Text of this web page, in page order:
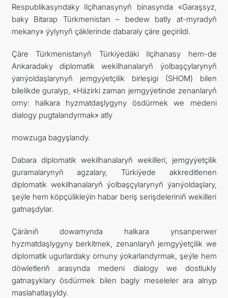
İLETIŞIM
Respublikasyndaky Ilçihanasynyň binasynda «Garaşsyz,
baky Bitarap Türkmenistan – bedew batly at-myradyň
mekany» ýylynyň çäklerinde dabaraly çäre geçirildi.
Çäre Türkmenistanyň Türkiýedäki Ilçihanasy hem-de
Ankaradaky diplomatik wekilhanalaryň ýolbaşçylarynyň
ýanýoldaşlarynyň jemgyýetçilik birleşigi (SHOM) bilen
bilelikde guralyp, «Häzirki zaman jemgyýetinde zenanlaryň
orny: halkara hyzmatdaşlygyny ösdürmek we medeni
dialogy pugtalandyrmak» atly
mowzuga bagyşlandy.
Dabara diplomatik wekilhanalaryň wekilleri, jemgyýetçilik
guramalarynyň agzalary, Türkiýede akkreditlenen
diplomatik wekilhanalaryň ýolbaşçylarynyň ýanýoldaşlary,
şeýle hem köpçülikleýin habar beriş serişdeleriniň wekilleri
gatnaşdylar.
Çäräniň dowamynda halkara ynsanperwer
hyzmatdaşlygyny berkitmek, zenanlaryň jemgyýetçilik we
diplomatik ugurlardaky ornuny ýokarlandyrmak, şeýle hem
döwletleriň arasynda medeni dialogy we dostlukly
gatnaşyklary ösdürmek bilen bagly meseleler ara alnyp
maslahatlaşyldy.